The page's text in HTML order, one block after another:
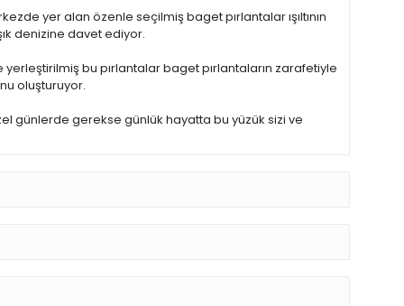
yer alan özenle seçilmiş baget pırlantalar ışıltının
denizine davet ediyor.
yerleştirilmiş bu pırlantalar baget pırlantaların zarafetiyle
oluşturuyor.
günlerde gerekse günlük hayatta bu yüzük sizi ve